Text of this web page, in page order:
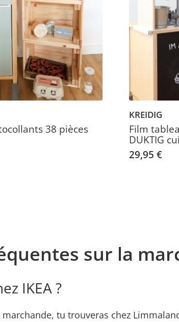
38 pièces
KREIDIG
Film
DUKTIG
29,95 €
sur la
IKEA ?
tu trouveras chez